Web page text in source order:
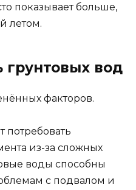
показывает больше,
летом.
грунтовых вод
факторов.
потребовать
из-за сложных
воды способны
с подвалом и